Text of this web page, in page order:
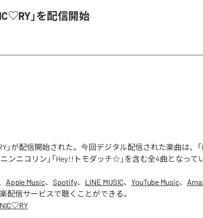
」を配信開始
」が配信開始された。今回デジタル配信された楽曲は、「
ニンニコリン」「Hey!!トモダッチ☆」を含む全4曲となって
Apple Music、 Spotify、 LINE MUSIC、 YouTube Music、
配信サービスで聴くことができる。
NIC♡RY